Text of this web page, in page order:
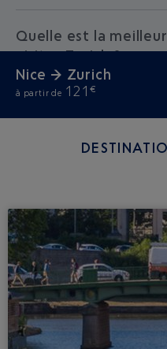
Nice → Zurich
à partir de 121€
Quelle est la
visiter Zurich ?